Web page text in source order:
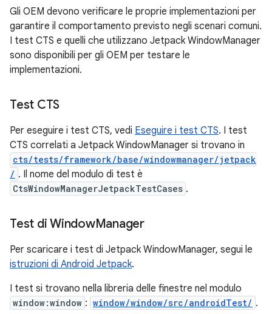
Gli OEM devono verificare le proprie implementazioni per
garantire il comportamento previsto negli scenari comuni.
I test CTS e quelli che utilizzano Jetpack WindowManager
sono disponibili per gli OEM per testare le
implementazioni.
Test CTS
Per eseguire i test CTS, vedi Eseguire i test CTS. I test
CTS correlati a Jetpack WindowManager si trovano in
cts/tests/framework/base/windowmanager/jetpack
/ . Il nome del modulo di test è
CtsWindowManagerJetpackTestCases .
Test di WindowManager
Per scaricare i test di Jetpack WindowManager, segui le
istruzioni di Android Jetpack.
I test si trovano nella libreria delle finestre nel modulo
window:window : window/window/src/androidTest/ .